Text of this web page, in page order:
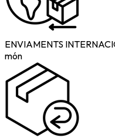
ENVIAMENTS
món